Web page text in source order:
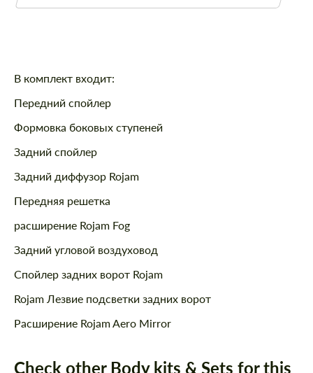
Описание
В комплект входит:
Передний спойлер
Формовка боковых ступеней
Задний спойлер
Задний диффузор Rojam
Передняя решетка
расширение Rojam Fog
Задний угловой воздуховод
Спойлер задних ворот Rojam
Rojam Лезвие подсветки задних ворот
Расширение Rojam Aero Mirror
Check other Body kits & Sets for this